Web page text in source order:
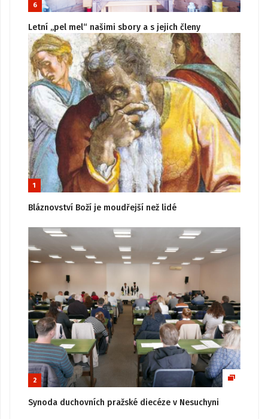
6
Letní „pel mel“ našimi sbory a s jejich členy
1
Bláznovství Boží je moudřejší než lidé
2
Synoda duchovních pražské diecéze v Nesuchyni